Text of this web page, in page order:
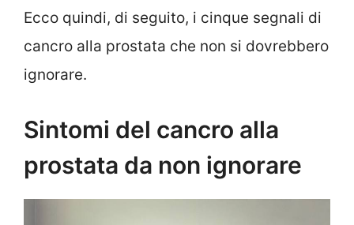
Ecco quindi, di seguito, i cinque segnali di
cancro alla prostata che non si dovrebbero
ignorare.
Sintomi del cancro alla
prostata da non ignorare